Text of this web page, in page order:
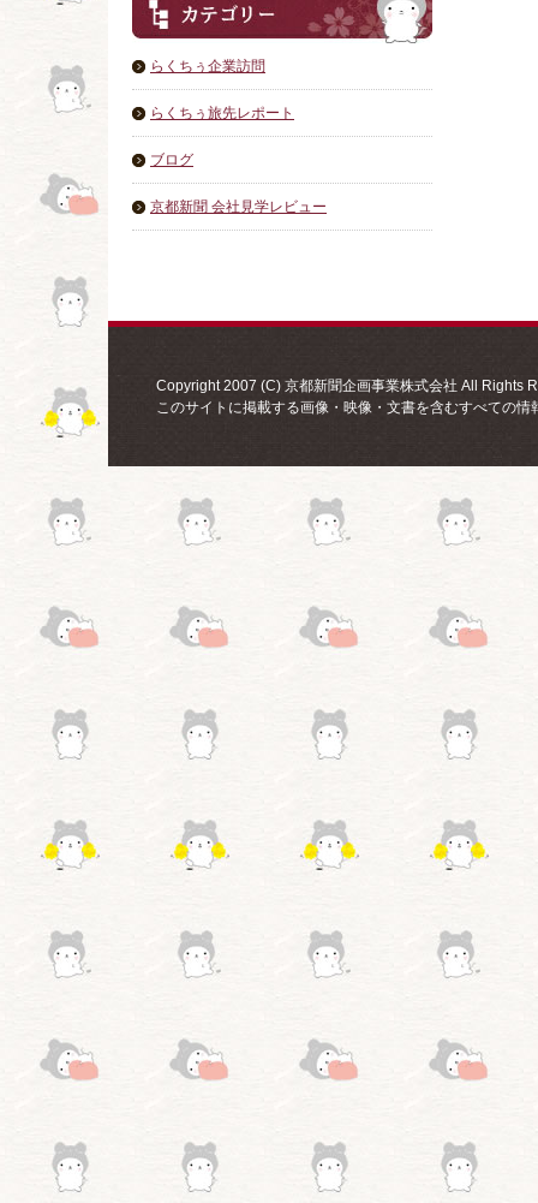
らくちぅ企業訪問
らくちぅ旅先レポート
ブログ
京都新聞 会社見学レビュー
Copyright 2007 (C) 京都新聞企画事業株式会社 All Rights
このサイトに掲載する画像・映像・文書を含むすべての